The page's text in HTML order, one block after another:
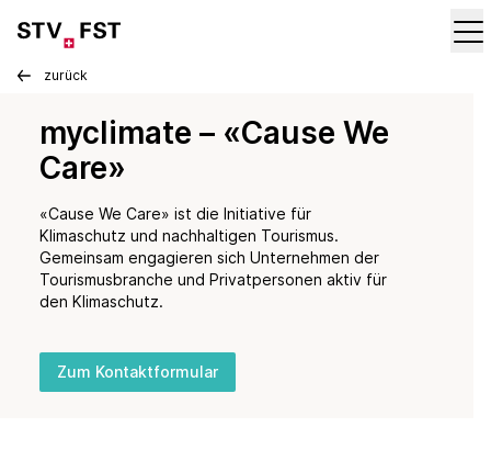
zurück
myclimate – «Cause We
Care»
«Cause We Care» ist die Initiative für
Klimaschutz und nachhaltigen Tourismus.
Gemeinsam engagieren sich Unternehmen der
Tourismusbranche und Privatpersonen aktiv für
den Klimaschutz.
Zum Kontaktformular